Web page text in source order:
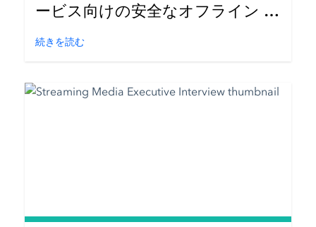
ービス向けの安全なオフライン ス
トリーミング
続きを読む